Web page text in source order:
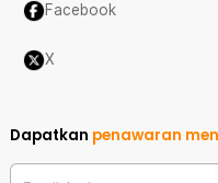
Facebook
X
Dapatkan penawaran